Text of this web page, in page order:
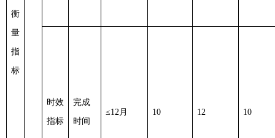
衡
量
指
标
时效
指标
完成
时间
≤12月 10 12 10